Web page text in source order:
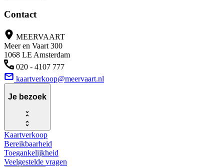
Contact
MEERVAART
Meer en Vaart 300
1068 LE Amsterdam
020 - 4107 777
kaartverkoop@meervaart.nl
Je bezoek
Kaartverkoop
Bereikbaarheid
Toegankelijkheid
Veelgestelde vragen